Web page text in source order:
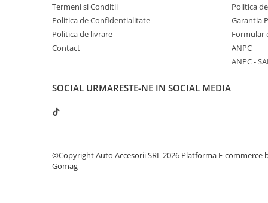
Termeni si Conditii
Politica de Confidentialitate
Politica de livrare
Contact
Politica
Garantia
Formular
ANPC
ANPC -
SOCIAL URMARESTE-NE IN SOCIAL MEDIA
©Copyright Auto Accesorii SRL 2026 Platforma E-commerce
Gomag